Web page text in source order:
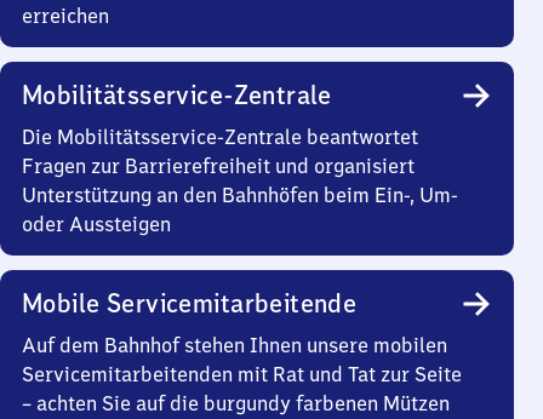
erreichen
Mobilitätsservice-Zentrale
Die Mobilitätsservice-Zentrale beantwortet
Fragen zur Barrierefreiheit und organisiert
Unterstützung an den Bahnhöfen beim Ein-, Um-
oder Aussteigen
Mobile Servicemitarbeitende
Auf dem Bahnhof stehen Ihnen unsere mobilen
Servicemitarbeitenden mit Rat und Tat zur Seite
– achten Sie auf die burgundy farbenen Mützen